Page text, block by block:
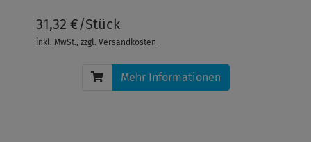
31,32 €/Stück
inkl. MwSt., zzgl.Versandkosten
Mehr Informationen